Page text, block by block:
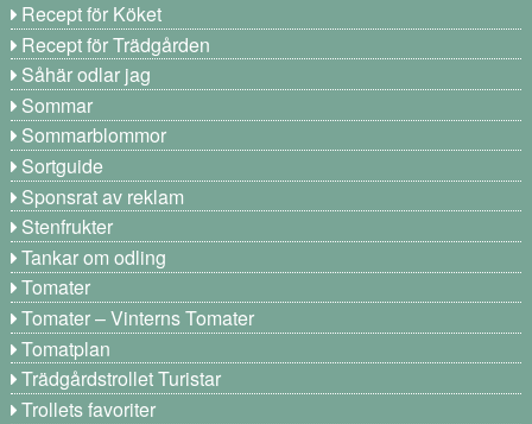
Recept för Köket
Recept för Trädgården
Såhär odlar jag
Sommar
Sommarblommor
Sortguide
Sponsrat av reklam
Stenfrukter
Tankar om odling
Tomater
Tomater – Vinterns Tomater
Tomatplan
Trädgårdstrollet Turistar
Trollets favoriter